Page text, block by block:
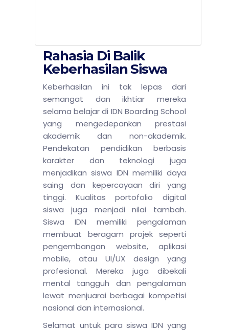
Rahasia Di Balik
Keberhasilan Siswa
Keberhasilan ini tak lepas dari
semangat dan ikhtiar mereka
selama belajar di IDN Boarding School
yang mengedepankan prestasi
akademik dan non-akademik.
Pendekatan pendidikan berbasis
karakter dan teknologi juga
menjadikan siswa IDN memiliki daya
saing dan kepercayaan diri yang
tinggi. Kualitas portofolio digital
siswa juga menjadi nilai tambah.
Siswa IDN memiliki pengalaman
membuat beragam projek seperti
pengembangan website, aplikasi
mobile, atau UI/UX design yang
profesional. Mereka juga dibekali
mental tangguh dan pengalaman
lewat menjuarai berbagai kompetisi
nasional dan internasional.
Selamat untuk para siswa IDN yang